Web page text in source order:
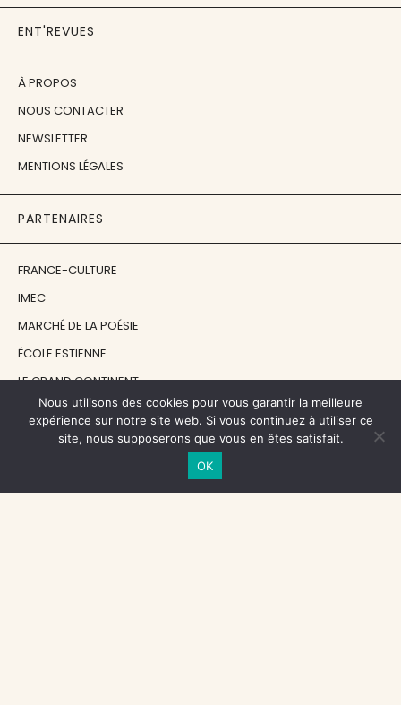
ENT'REVUES
À PROPOS
NOUS CONTACTER
NEWSLETTER
MENTIONS LÉGALES
PARTENAIRES
FRANCE-CULTURE
IMEC
MARCHÉ DE LA POÉSIE
ÉCOLE ESTIENNE
LE GRAND CONTINENT
DIACRITIK
EN ATTENDANT NADEAU
NOS SOUTIENS
Nous utilisons des cookies pour vous garantir la meilleure
expérience sur notre site web. Si vous continuez à utiliser ce
site, nous supposerons que vous en êtes satisfait.
OK